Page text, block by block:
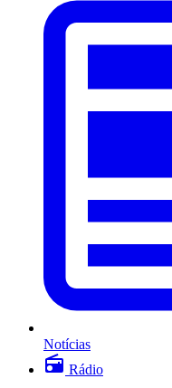
Notícias
Rádio